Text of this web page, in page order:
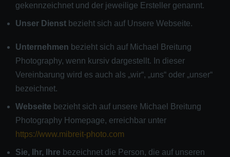
gekennzeichnet und der jeweilige Ersteller genannt.
Unser Dienst bezieht sich auf Unsere Webseite.
Unternehmen bezieht sich auf Michael Breitung
Photography, wenn kursiv dargestellt. In dieser
Vereinbarung wird es auch als „wir“, „uns“ oder „unser“
bezeichnet.
Webseite bezieht sich auf unsere Michael Breitung
Photography Homepage, erreichbar unter
https://www.mibreit-photo.com
Sie, Ihr, Ihre bezeichnet die Person, die auf unseren